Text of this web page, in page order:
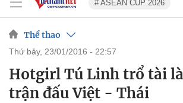
# ASEAN CUP 2026
Thể thao
thứ bảy, 23/01/2016 - 22:57
Hotgirl Tú Linh trổ tài
trận đấu Việt - Thái